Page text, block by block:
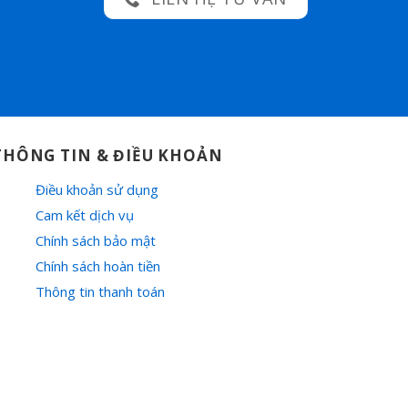
TIN & ĐIỀU KHOẢN
Điều khoản sử dụng
Cam kết dịch vụ
Chính sách bảo mật
Chính sách hoàn tiền
Thông tin thanh toán